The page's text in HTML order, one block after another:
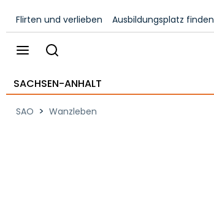
Flirten und verlieben Ausbildungsplatz finden
SACHSEN-ANHALT
SAO > Wanzleben